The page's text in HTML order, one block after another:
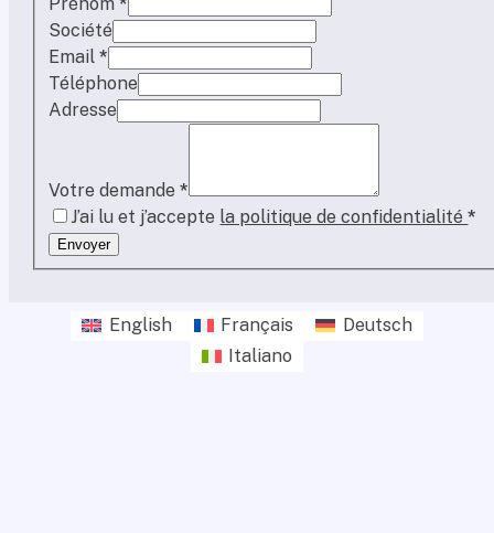
Société
Email *
Téléphone
Adresse
Votre demande *
J’ai lu et j’accepte la politique de confidentialité*
Envoyer
English Français
Deutsch
Italiano